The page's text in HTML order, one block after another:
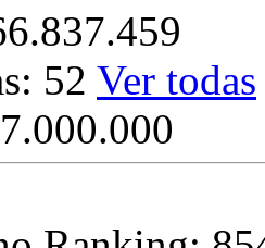
52 Ver todas